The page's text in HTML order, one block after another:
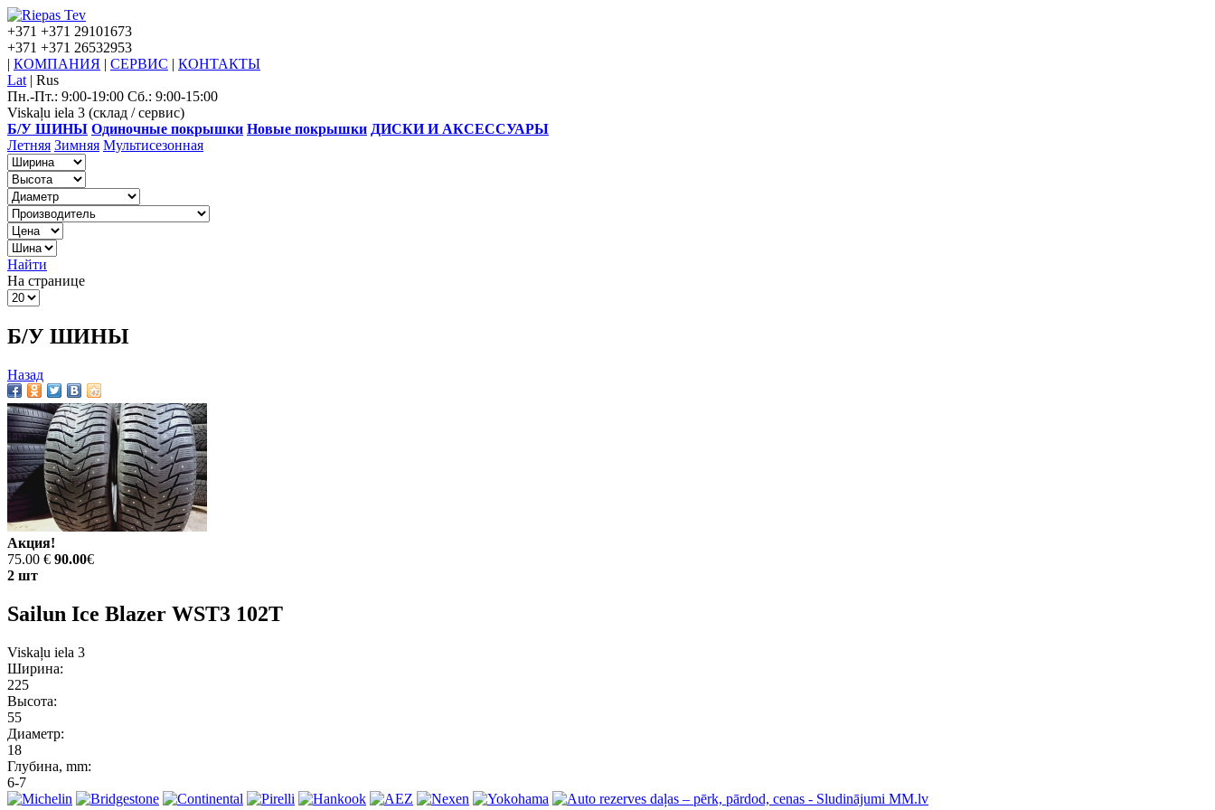
+371 +371 29101673
+371 +371 26532953
| КОМПАНИЯ | СЕРВИС | КОНТАКТЫ
Lat | Rus
Пн.-Пт.: 9:00-19:00 Сб.: 9:00-15:00
Viskaļu iela 3 (склад / сервис)
Б/У ШИНЫ Одиночные покрышки Новые покрышки ДИСКИ И АКСЕССУАРЫ
Летняя Зимняя Мультисезонная
Найти
На странице
Б/У ШИНЫ
Назад
Акция!
75.00 € 90.00€
2 шт
Sailun Ice Blazer WST3 102T
Viskaļu iela 3
Ширина:
225
Высота:
55
Диаметр:
18
Глубина, mm:
6-7